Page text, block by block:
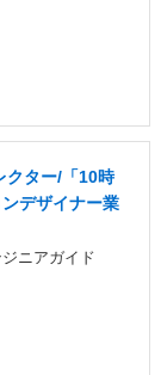
クター/「10時
デザイナー業
ニアガイド